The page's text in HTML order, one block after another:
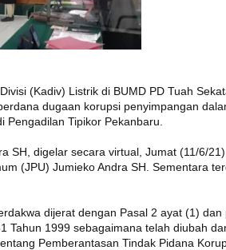
(Kadiv) Listrik di BUMD PD Tuah
dugaan korupsi penyimpangan
Tipikor Pekanbaru.
SH, digelar secara virtual, Jumat (11/6/
(JPU) Jumieko Andra SH. Sementara
dijerat dengan Pasal 2 ayat (1) dan
Tahun 1999 sebagaimana telah diubah
Pemberantasan Tindak Pidana
INFO